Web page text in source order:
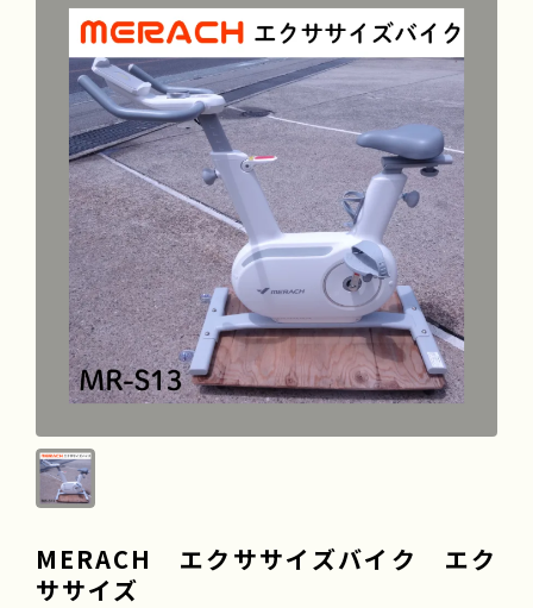
MERACH エクササイズバイク エク
ササイズ
お得な在庫商品
よくある質問
会社情報
採用情報